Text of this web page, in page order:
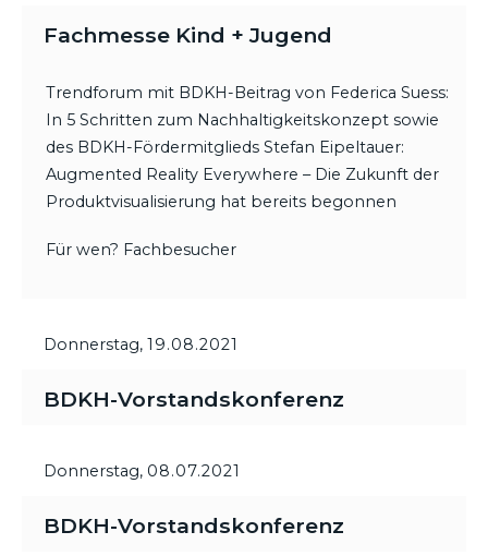
Fachmesse Kind + Jugend
Trendforum mit BDKH-Beitrag von Federica Suess:
In 5 Schritten zum Nachhaltigkeitskonzept sowie
des BDKH-Fördermitglieds Stefan Eipeltauer:
Augmented Reality Everywhere – Die Zukunft der
Produktvisualisierung hat bereits begonnen
Für wen? Fachbesucher
Donnerstag, 19.08.2021
BDKH-Vorstandskonferenz
Donnerstag, 08.07.2021
BDKH-Vorstandskonferenz